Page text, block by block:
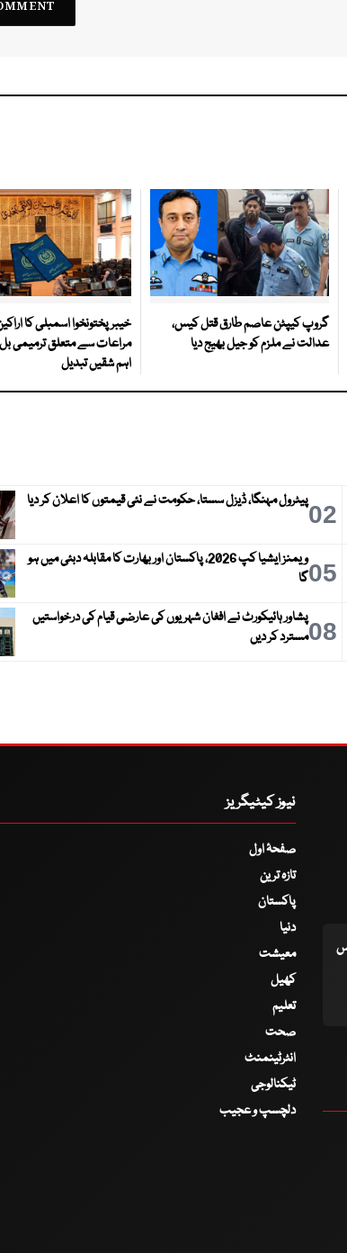
گروپ کیپٹن عاصم طارق قتل کیس،
عدالت نے ملزم کو جیل بھیج دیا
خیبرپختونخوا اسمبلی کا
مراعات سے متعلق ترمیمی بل
اہم شقیں تبدیل
02پیٹرول مہنگا، ڈیزل سستا، حکومت نے نئی قیمتوں کا اعلان کر دیا
05
ویمنز ایشیا کپ 2026، پاکستان اور بھارت کا مقابلہ دبئی میں ہو
گا
08پشاور ہائیکورٹ نے افغان شہریوں کی عارضی قیام کی درخواستیں
مسترد کر دیں
نیوز کیٹیگریز
صفحۂ اول
تازہ ترین
پاکستان
دنیا
معیشت
کھیل
تعلیم
صحت
انٹرٹینمنٹ
ٹیکنالوجی
دلچسپ و عجیب